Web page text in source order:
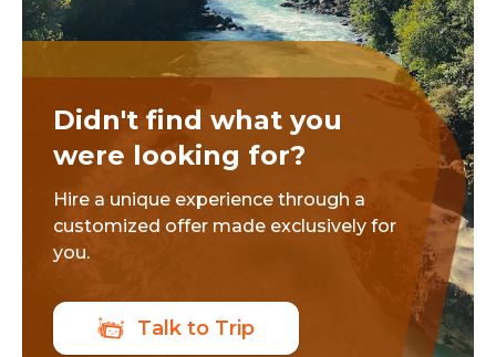
Didn't find what you
were looking for?
Hire a unique experience through a
customized offer made exclusively for
you.
Talk to Trip